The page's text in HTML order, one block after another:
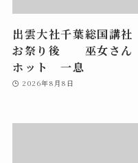
出雲大社千葉総国講社
お祭り後 巫女さん
ホット 一息
2026年8月8日